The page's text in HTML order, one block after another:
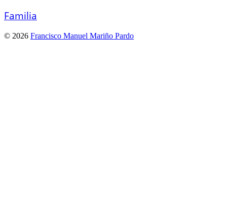
Familia
© 2026 Francisco Manuel Mariño Pardo